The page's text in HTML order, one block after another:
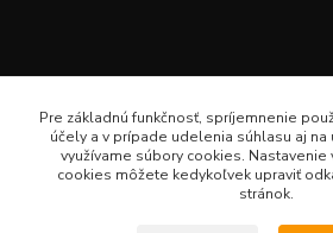
Pre základnú funkčnosť, spríjemnenie
účely a v prípade udelenia súhlasu aj
využívame súbory cookies.
cookies môžete kedykoľvek upraviť
stránok.